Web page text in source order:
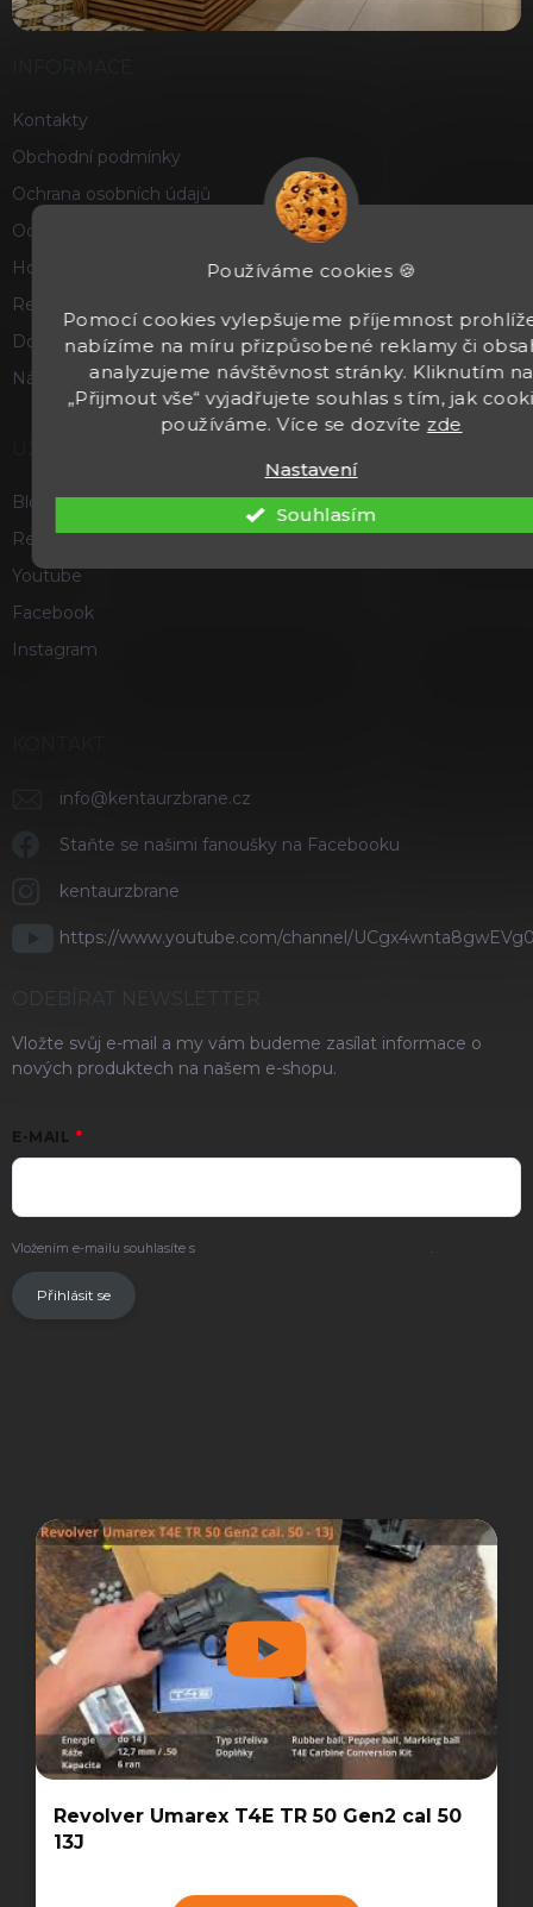
Používáme cookies 🍪
Pomocí cookies vylepšujeme příjemnost
nabízíme na míru přizpůsobené reklamy či
analyzujeme návštěvnost stránky. Kliknutím na
„Přijmout vše“ vyjadřujete souhlas s tím, jak
používáme. Více se dozvíte zde
Nastavení
Souhlasím
Kontakty
Obchodní podmínky
Ochrana osobních údajů
Odstoupení od smlouvy
Hodnocení obchodu
Reklamace a vrácení zboží
Doprava a platba
Náš příběh
Blog
Recenze a hodnocení
Youtube
Facebook
Instagram
info@kentaurzbrane.cz
Staňte se našimi fanoušky na Facebooku
kentaurzbrane
https://www.youtube.com/channel/
ODEBÍRAT NEWSLETTER
Vložte svůj e-mail a my vám budeme zasílat informace o
nových produktech na našem e-shopu.
E-MAIL
Vložením e-mailu souhlasíte s .
Přihlásit se
Revolver Umarex T4E TR 50 Gen2 cal 50
13J